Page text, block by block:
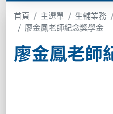
首頁 主選單 生輔業務
廖金鳳老師紀念獎學金
廖金鳳老師